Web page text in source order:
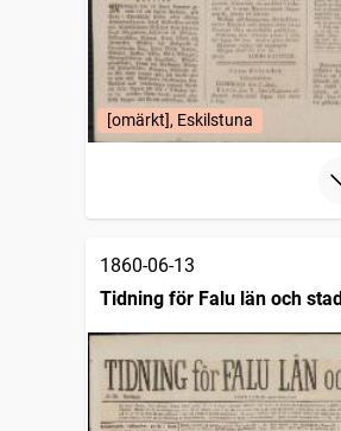
[omärkt], Eskilstuna
1860-06-13
Tidning för Falu län och stad